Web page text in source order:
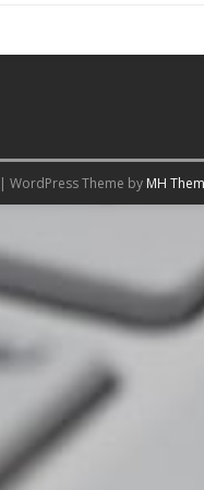
WordPress Theme by MH